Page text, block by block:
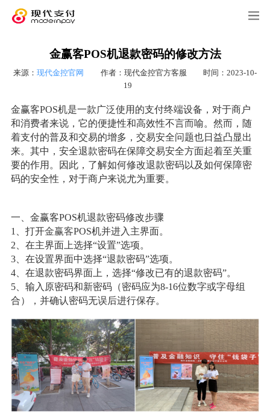
金赢客POS机退款密码的修改方法
来源： 现代金控官网 作者：现代金控官方客服
时间：2023-10-
19
金赢客POS机是一款广泛使用的支付终端设备，对于商户
和消费者来说，它的便捷性和高效性不言而喻。然而，随
着支付的普及和交易的增多，交易安全问题也日益凸显出
来。其中，安全退款密码在保障交易安全方面起着至关重
要的作用。因此，了解如何修改退款密码以及如何保障密
码的安全性，对于商户来说尤为重要。
一、金赢客POS机退款密码修改步骤
1、打开金赢客POS机并进入主界面。
2、在主界面上选择“设置”选项。
3、在设置界面中选择“退款密码”选项。
4、在退款密码界面上，选择“修改已有的退款密码”。
5、输入原密码和新密码（密码应为8-16位数字或字母组
合），并确认密码无误后进行保存。